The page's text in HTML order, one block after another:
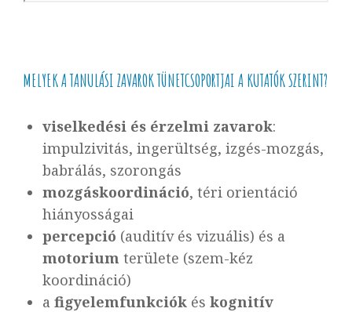
MELYEK A TANULÁSI ZAVAROK TÜNETCSOPORTJAI A KUTATÓK SZERINT?
viselkedési és érzelmi zavarok:
impulzivitás, ingerültség, izgés-mozgás,
babrálás, szorongás
mozgáskoordináció, téri orientáció
hiányosságai
percepció (auditív és vizuális) és a
motorium területe (szem-kéz
koordináció)
a figyelemfunkciókés kognitív